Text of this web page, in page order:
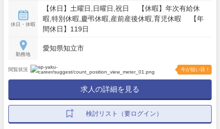
休日・休暇
【休日】土曜日,日曜日,祝日 【休暇】年次有給休
暇,特別休暇,慶弔休暇,産前産後休暇,育児休暇 【年
間休日】119日
勤務地
愛知県知立市
閲覧状況 今が狙い目！
求人の詳細を見る
検討リスト（要ログイン）